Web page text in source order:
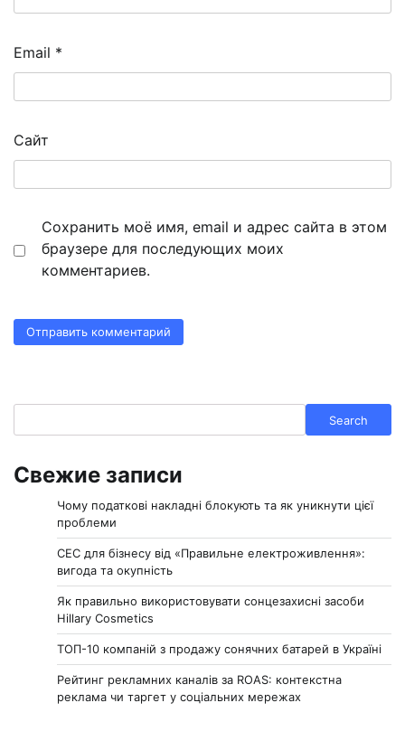
Email *
Сайт
Сохранить моё имя, email и адрес сайта в этом
браузере для последующих моих
комментариев.
Search
Свежие записи
Чому податкові накладні блокують та як уникнути цієї
проблеми
СЕС для бізнесу від «Правильне електроживлення»:
вигода та окупність
Як правильно використовувати сонцезахисні засоби
Hillary Cosmetics
ТОП-10 компаній з продажу сонячних батарей в Україні
Рейтинг рекламних каналів за ROAS: контекстна
реклама чи таргет у соціальних мережах